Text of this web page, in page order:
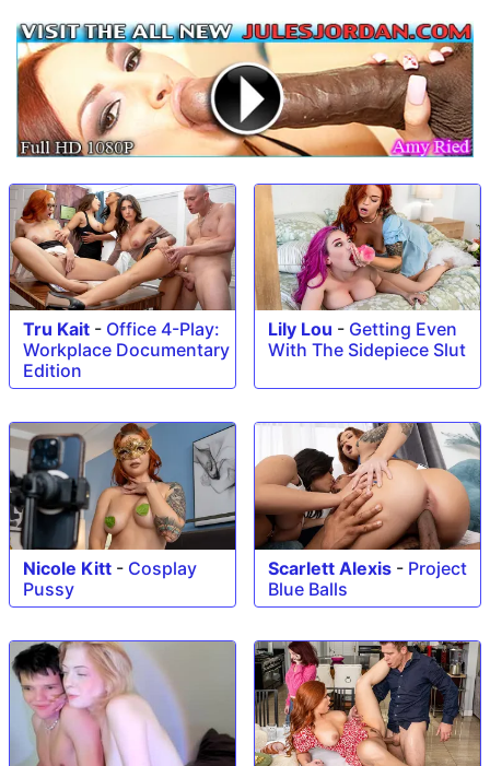
Tru Kait - Office 4-Play:
Workplace Documentary
Edition
Lily Lou - Getting Even
With The Sidepiece Slut
Nicole Kitt - Cosplay
Pussy
Scarlett Alexis - Project
Blue Balls